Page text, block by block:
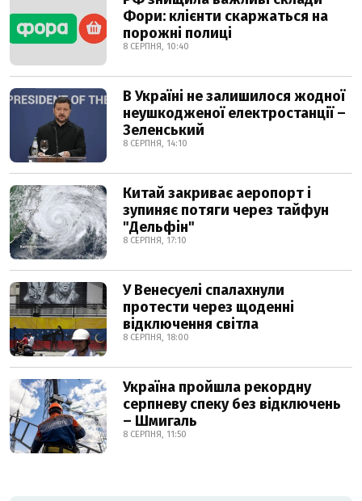
Фори: клієнти скаржаться на
порожні полиці
8 СЕРПНЯ, 10:40
В Україні не залишилося жодної
неушкодженої електростанції –
Зеленський
8 СЕРПНЯ, 14:10
Китай закриває аеропорт і
зупиняє потяги через тайфун
"Дельфін"
8 СЕРПНЯ, 17:10
У Венесуелі спалахнули
протести через щоденні
відключення світла
8 СЕРПНЯ, 18:00
Україна пройшла рекордну
серпневу спеку без відключень
– Шмигаль
8 СЕРПНЯ, 11:50